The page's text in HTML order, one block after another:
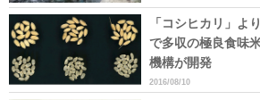
「コシヒカリ」
で多収の極良食味
機構が開発
2016/08/10